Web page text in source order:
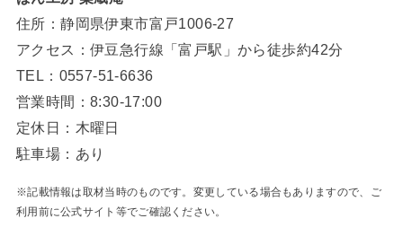
住所：静岡県伊東市富戸1006-27
アクセス：伊豆急行線「富戸駅」から徒歩約42分
TEL：0557-51-6636
営業時間：8:30-17:00
定休日：木曜日
駐車場：あり
※記載情報は取材当時のものです。変更している場合もありますので、ご
利用前に公式サイト等でご確認ください。